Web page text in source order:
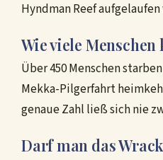
Hyndman Reef aufgelaufen
Wie viele
Über 450 Menschen
Mekka-Pilgerfahrt
genaue Zahl ließ sich nie
Darf man das